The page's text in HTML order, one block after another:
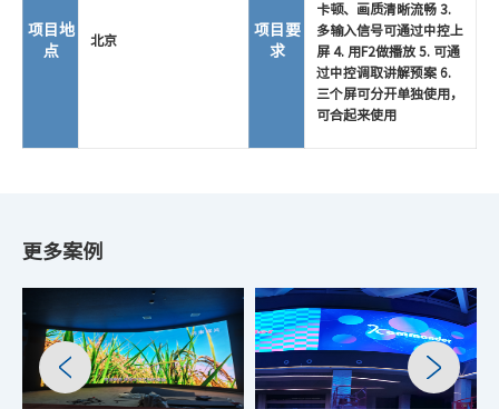
项目地
点
北京
项目要
求
卡顿、画质清晰流畅 3.
多输入信号可通过中控上
屏 4. 用F2做播放 5. 可通
过中控调取讲解预案 6.
三个屏可分开单独使用，
可合起来使用
更多案例